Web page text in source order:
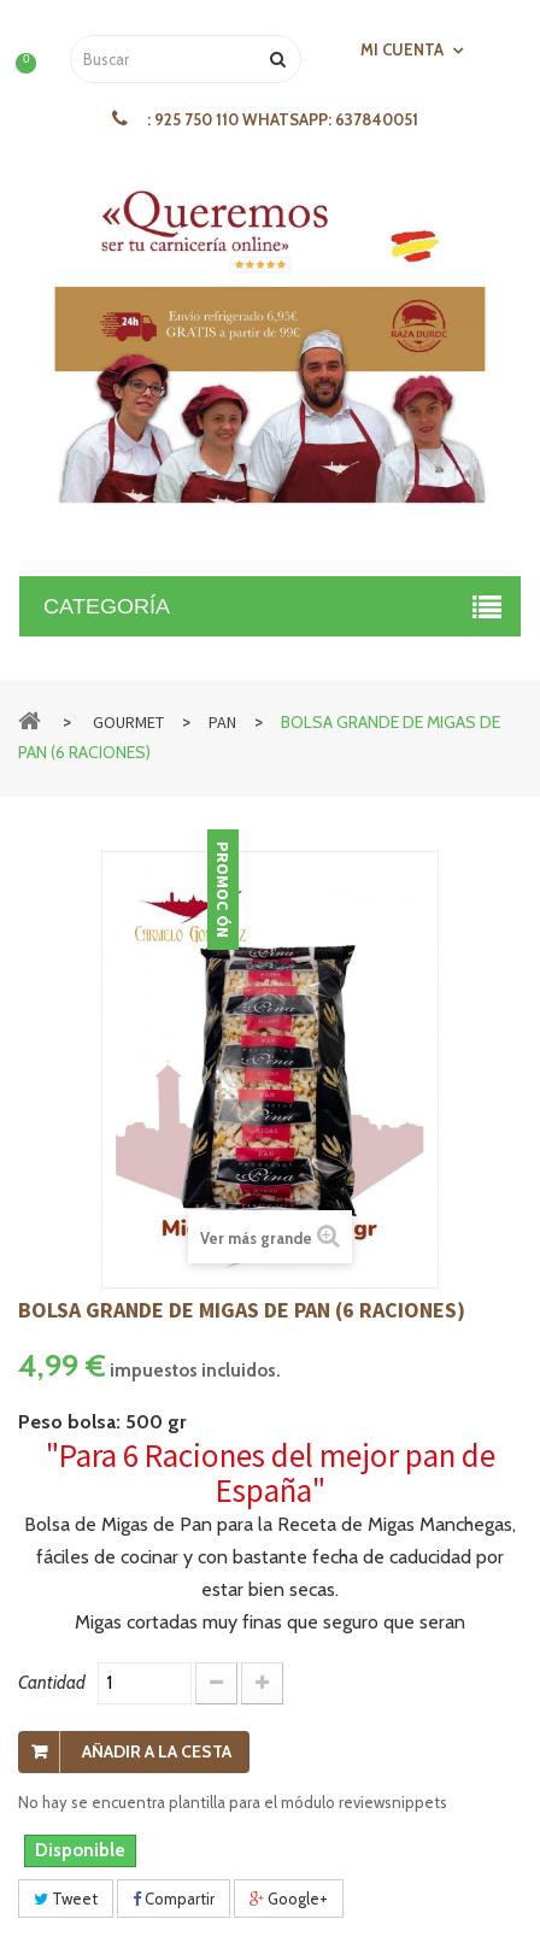
0 MI CUENTA
: 925 750 110 WHATSAPP: 637840051
CATEGORÍA
> GOURMET > PAN >
BOLSA GRANDE DE MIGAS DE
PAN (6 RACIONES)
PROMOCIÓN
Ver más grande
BOLSA GRANDE DE MIGAS DE PAN (6 RACIONES)
4,99 € impuestos incluidos.
Peso bolsa: 500 gr
"Para 6 Raciones del mejor pan de
España"
Bolsa de Migas de Pan para la Receta de Migas Manchegas,
fáciles de cocinar y con bastante fecha de caducidad por
estar bien secas.
Migas cortadas muy finas que seguro que seran
Cantidad
AÑADIR A LA CESTA
No hay se encuentra plantilla para el módulo reviewsnippets
Disponible
Tweet Compartir Google+